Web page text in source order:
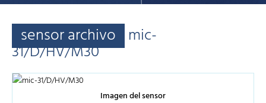
sensor archivo mic-
31/D/HV/M30
Imagen del sensor